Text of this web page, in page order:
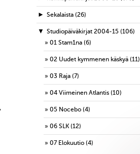
► Sekalaista (26)
▼ Studiopäiväkirjat 2004-15 (106)
01 Stam1na (6)
02 Uudet kymmenen käskyä (11)
03 Raja (7)
04 Viimeinen Atlantis (10)
05 Nocebo (4)
06 SLK (12)
07 Elokuutio (4)